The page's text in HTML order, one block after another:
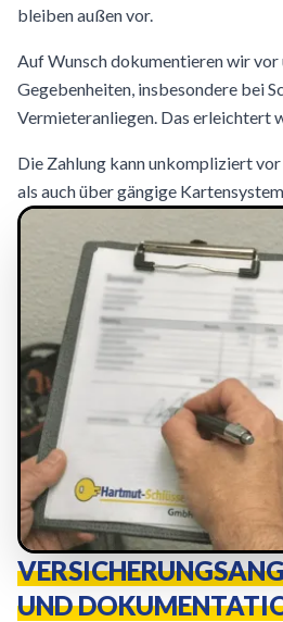
bleiben außen vor.
Auf Wunsch dokumentieren wir vor
Gegebenheiten, insbesondere bei
Vermieteranliegen. Das erleichtert
Die Zahlung kann unkompliziert
als auch über gängige
UND